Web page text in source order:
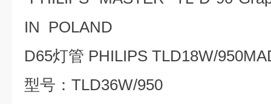
IN POLAND
D65灯管 PHILIPS TLD18W/
型号： TLD36W/950